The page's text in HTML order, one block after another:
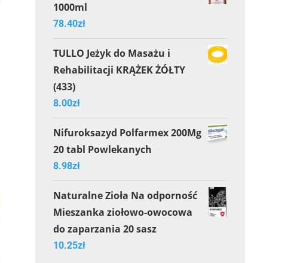
1000ml
78.40zł
TULLO Jeżyk do Masażu i
Rehabilitacji KRĄŻEK ŻÓŁTY
(433)
8.00zł
Nifuroksazyd Polfarmex 200Mg
20 tabl Powlekanych
8.98zł
Naturalne Zioła Na odporność
Mieszanka ziołowo-owocowa
do zaparzania 20 sasz
10.25zł